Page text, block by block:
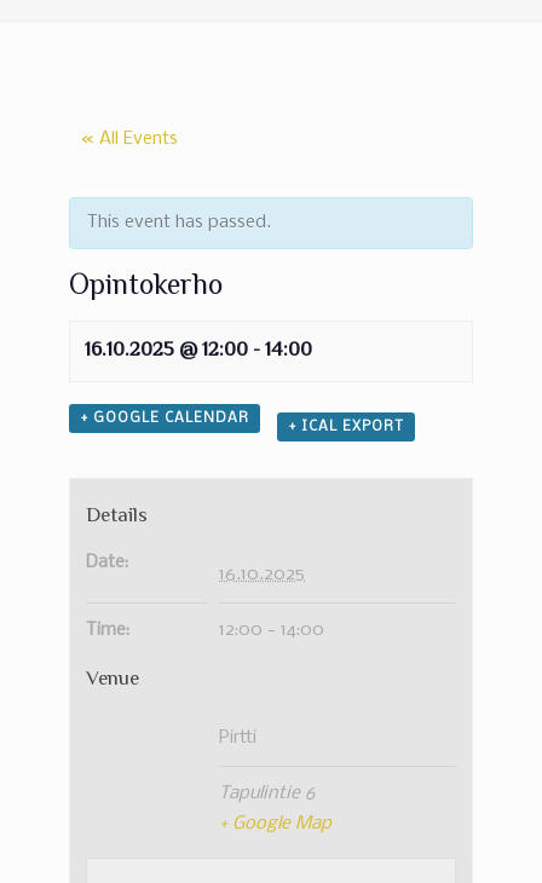
« All Events
This event has passed.
Opintokerho
16.10.2025 @ 12:00- 14:00
+ GOOGLE CALENDAR
+ ICAL EXPORT
Details
Date:
16.10.2025
Time: 12:00 - 14:00
Venue
Pirtti
Tapulintie 6
+ Google Map